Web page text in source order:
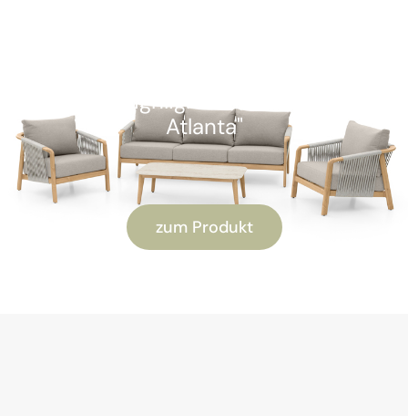
Kunden-Highlight: "Alu Lounge-Set
Atlanta"
zum Produkt